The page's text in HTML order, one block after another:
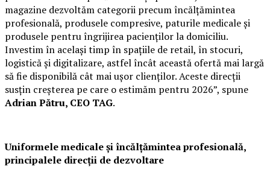
magazine dezvoltăm categorii precum încălțămintea
profesională, produsele compresive, paturile medicale și
produsele pentru îngrijirea pacienților la domiciliu.
Investim în același timp în spațiile de retail, în stocuri,
logistică și digitalizare, astfel încât această ofertă mai largă
să fie disponibilă cât mai ușor clienților. Aceste direcții
susțin creșterea pe care o estimăm pentru 2026”, spune
Adrian Pătru, CEO TAG.
Uniformele medicale și încălțămintea profesională,
principalele direcții de dezvoltare